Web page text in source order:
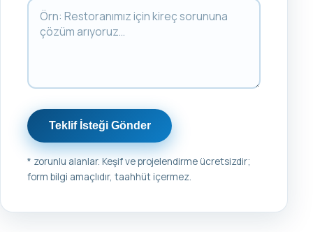
Teklif İsteği Gönder
* zorunlu alanlar. Keşif ve projelendirme ücretsizdir;
form bilgi amaçlıdır, taahhüt içermez.